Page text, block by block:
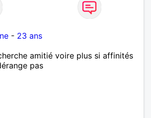
- 23 ans
amitié voire plus si affinités
pas